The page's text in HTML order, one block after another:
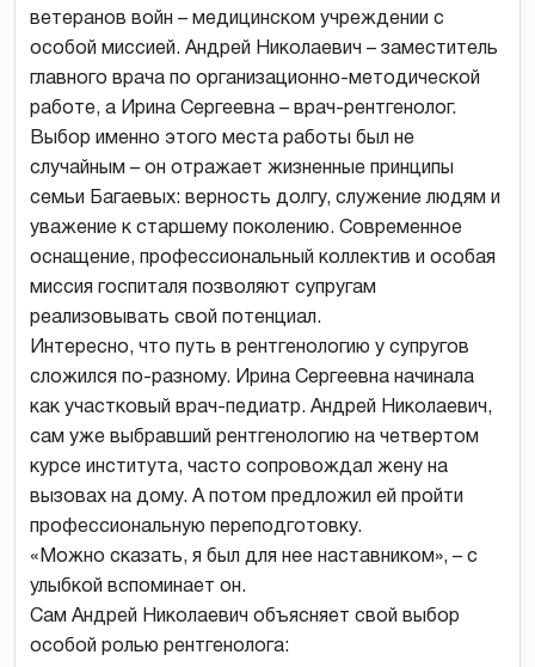
ветеранов войн – медицинском учреждении с
особой миссией. Андрей Николаевич – заместитель
главного врача по организационно-методической
работе, а Ирина Сергеевна – врач-рентгенолог.
Выбор именно этого места работы был не
случайным – он отражает жизненные принципы
семьи Багаевых: верность долгу, служение людям и
уважение к старшему поколению. Современное
оснащение, профессиональный коллектив и особая
миссия госпиталя позволяют супругам
реализовывать свой потенциал.
Интересно, что путь в рентгенологию у супругов
сложился по-разному. Ирина Сергеевна начинала
как участковый врач-педиатр. Андрей Николаевич,
сам уже выбравший рентгенологию на четвертом
курсе института, часто сопровождал жену на
вызовах на дому. А потом предложил ей пройти
профессиональную переподготовку.
«Можно сказать, я был для нее наставником», – с
улыбкой вспоминает он.
Сам Андрей Николаевич объясняет свой выбор
особой ролью рентгенолога: